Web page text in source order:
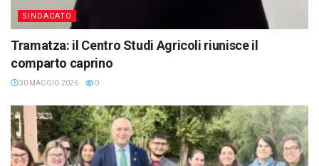
SINDACATO
Tramatza: il Centro Studi Agricoli riunisce il
comparto caprino
30 MAGGIO 2026 0